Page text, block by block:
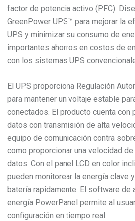
factor de potencia activo (PFC).
GreenPower UPS™ para mejorar la
UPS y minimizar su consumo de
importantes ahorros en costos de
con los sistemas UPS
El UPS proporciona Regulación
para mantener un voltaje estable
conectados. El producto cuenta con
datos con transmisión de alta
equipo de comunicación contra
como proporcionar una velocidad
datos. Con el panel LCD en color
pueden monitorear la energía clave
batería rapidamente. El software de
energía PowerPanel permite al
configuración en tiempo real.